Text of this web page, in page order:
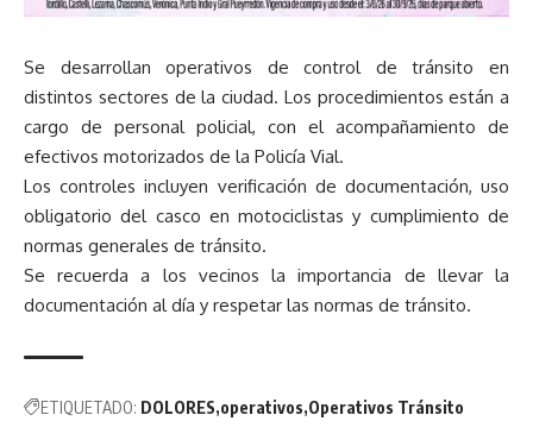
Se desarrollan operativos de control de tránsito en
distintos sectores de la ciudad. Los procedimientos están a
cargo de personal policial, con el acompañamiento de
efectivos motorizados de la Policía Vial.
Los controles incluyen verificación de documentación, uso
obligatorio del casco en motociclistas y cumplimiento de
normas generales de tránsito.
Se recuerda a los vecinos la importancia de llevar la
documentación al día y respetar las normas de tránsito.
ETIQUETADO: DOLORES operativos Operativos Tránsito